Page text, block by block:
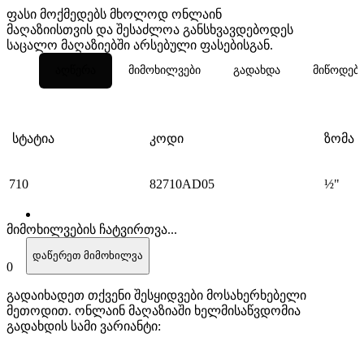
ფასი მოქმედებს მხოლოდ ონლაინ
მაღაზიისთვის და შესაძლოა განსხვავდებოდეს
საცალო მაღაზიებში არსებული ფასებისგან.
მიმოხილვები გადახდა მიწოდება
სტატია კოდი ზომა
710 82710AD05 ½"
მიმოხილვების ჩატვირთვა...
0
დაწერეთ მიმოხილვა
გადაიხადეთ თქვენი შესყიდვები მოსახერხებელი
მეთოდით. ​​ონლაინ მაღაზიაში ხელმისაწვდომია
გადახდის სამი ვარიანტი: